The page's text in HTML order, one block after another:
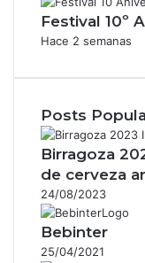
Festival 10º
Hace 2 semanas
Posts
Birragoza
de cerveza
24/08/2023
Bebinter
25/04/2021